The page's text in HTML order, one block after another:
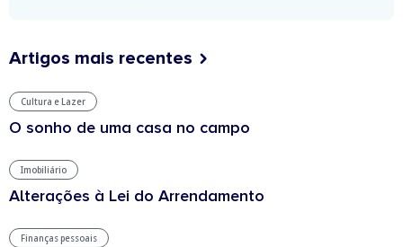
Artigos mais recentes
Cultura e Lazer
O sonho de uma casa no campo
Imobiliário
Alterações à Lei do Arrendamento
Finanças pessoais